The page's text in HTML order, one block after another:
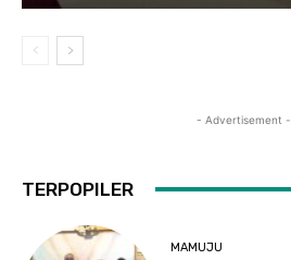
- Advertisement -
TERPOPILER
MAMUJU